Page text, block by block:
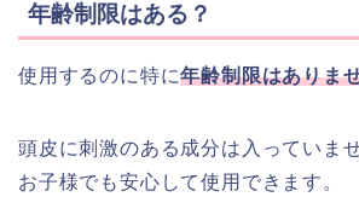
年齢制限はある？
使用するのに特に年齢制限はありま
頭皮に刺激のある成分は入っていま
お子様でも安心して使用できます。